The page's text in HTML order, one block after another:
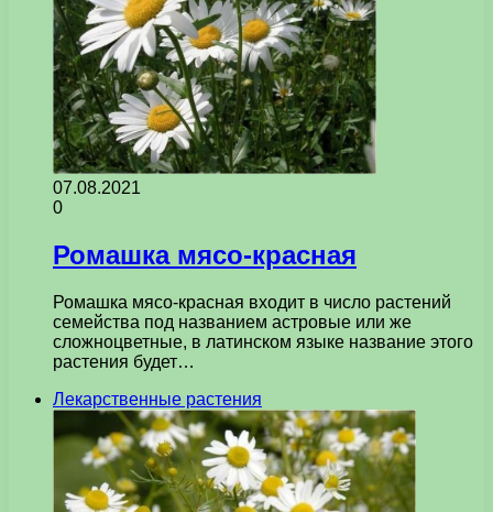
07.08.2021
0
Ромашка мясо-красная
Ромашка мясо-красная входит в число растений
семейства под названием астровые или же
сложноцветные, в латинском языке название этого
растения будет…
Лекарственные растения